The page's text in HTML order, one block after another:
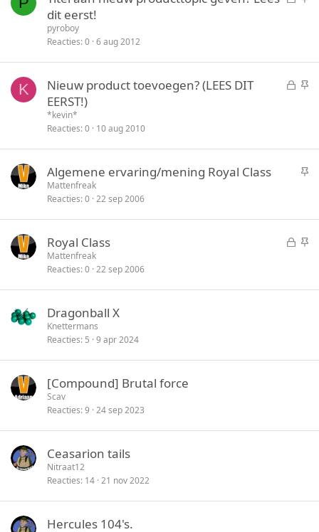
e
dit eerst!
pyroboy
Reacties 0 6 aug 2012
K
G S
Nieuw product toevoegen? (LEES DIT
EERST!)
*kevin*
Reacties 0 10 aug 2010
S
y
Algemene ervaring/mening Royal Class
Mattenfreak
Reacties 0 22 sep 2006
G S
Royal Class
Mattenfreak
Reacties 0 22 sep 2006
Dragonball X
Knettermans
Reacties 5 9 apr 2024
[Compound] Brutal force
Scav
Reacties 9 24 sep 2023
Ceasarion tails
Nitraat12
Reacties 14 21 nov 2022
Hercules 104's.